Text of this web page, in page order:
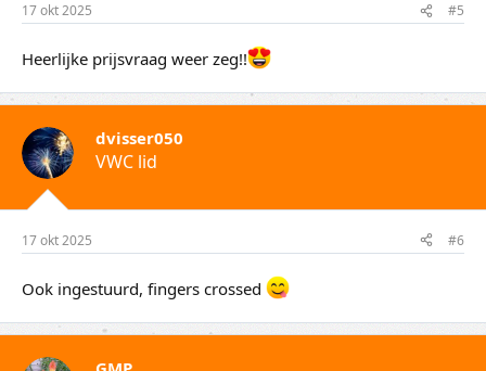
17 okt 2025 #5
Heerlijke prijsvraag weer zeg!!
dvisser050
VWC lid
17 okt 2025 #6
Ook ingestuurd, fingers crossed